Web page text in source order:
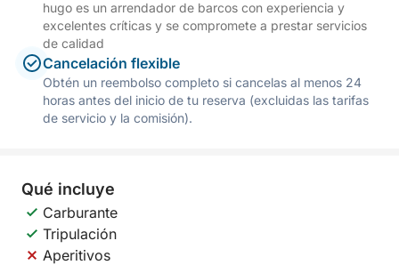
hugo es un arrendador de barcos con experiencia y
excelentes críticas y se compromete a prestar servicios
de calidad
Cancelación flexible
Obtén un reembolso completo si cancelas al menos 24
horas antes del inicio de tu reserva (excluidas las tarifas
de servicio y la comisión).
Qué incluye
Carburante
Tripulación
Aperitivos